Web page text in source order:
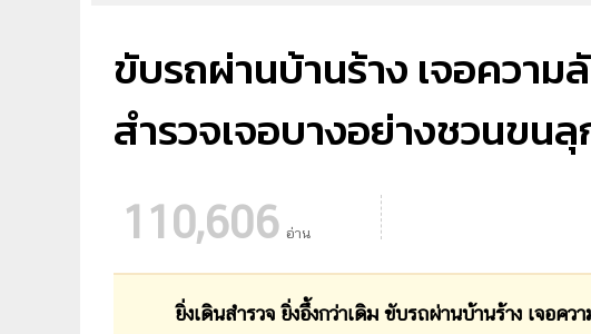
ขับรถผ่านบ้านร้าง เจอควา
สำรวจเจอบางอย่างชวนขนลุ
110,606 อ่าน
ยิ่งเดินสำรวจ ยิ่งอึ้งกว่าเดิม ขับรถผ่านบ้านร้าง เจอค